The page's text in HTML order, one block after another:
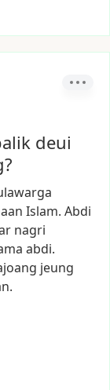
deui
Islam. Abdi
nagri
abdi.
jeung